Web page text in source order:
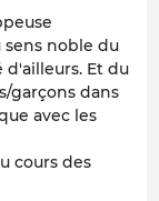
sens noble du
Et du
garçons dans
avec les
cours des